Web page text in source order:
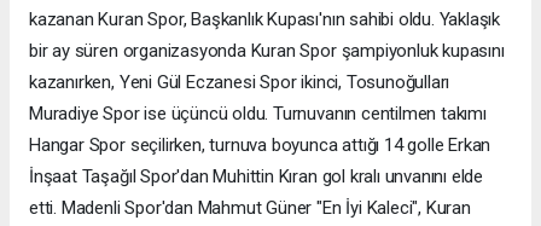
kazanan Kuran Spor, Başkanlık Kupası'nın sahibi oldu. Yaklaşık
bir ay süren organizasyonda Kuran Spor şampiyonluk kupasını
kazanırken, Yeni Gül Eczanesi Spor ikinci, Tosunoğulları
Muradiye Spor ise üçüncü oldu. Turnuvanın centilmen takımı
Hangar Spor seçilirken, turnuva boyunca attığı 14 golle Erkan
İnşaat Taşağıl Spor'dan Muhittin Kıran gol kralı unvanını elde
etti. Madenli Spor'dan Mahmut Güner "En İyi Kaleci", Kuran